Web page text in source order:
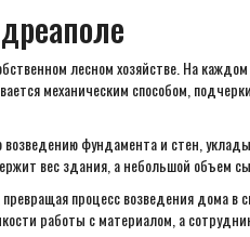
лесном хозяйстве. На
механическим способом,
фундамента и стен,
вес здания, а небольшой объем
процесс возведения дома
работы с материалом, а